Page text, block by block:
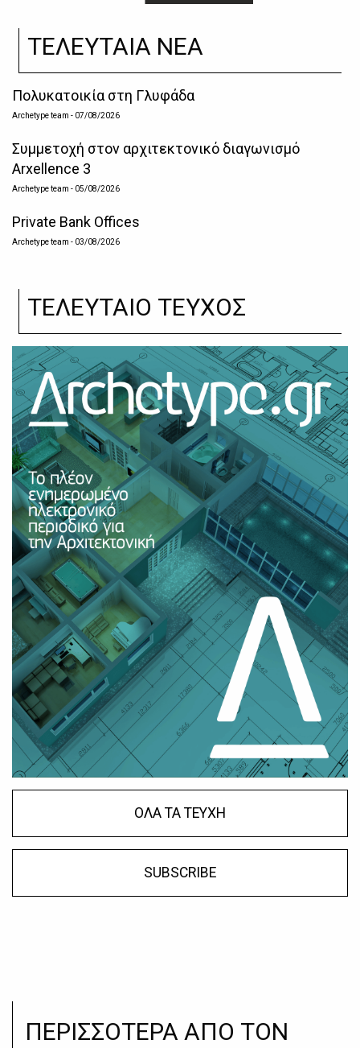
ΤΕΛΕΥΤΑΙΑ ΝΕΑ
Πολυκατοικία στη Γλυφάδα
Archetype team - 07/08/2026
Συμμετοχή στον αρχιτεκτονικό διαγωνισμό
Arxellence 3
Archetype team - 05/08/2026
Private Bank Offices
Archetype team - 03/08/2026
ΤΕΛΕΥΤΑΙΟ ΤΕΥΧΟΣ
ΟΛΑ ΤΑ ΤΕΥΧΗ
SUBSCRIBE
ΠΕΡΙΣΣΟΤΕΡΑ ΑΠΟ ΤΟΝ